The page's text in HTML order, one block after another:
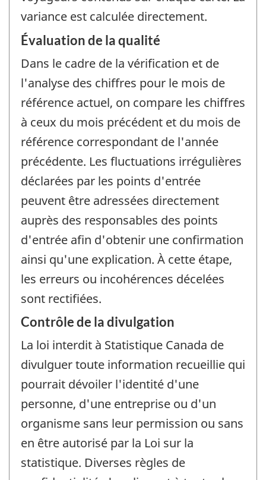
variance est calculée directement.
Évaluation de la qualité
Dans le cadre de la vérification et de
l'analyse des chiffres pour le mois de
référence actuel, on compare les chiffres
à ceux du mois précédent et du mois de
référence correspondant de l'année
précédente. Les fluctuations irrégulières
déclarées par les points d'entrée
peuvent être adressées directement
auprès des responsables des points
d'entrée afin d'obtenir une confirmation
ainsi qu'une explication. À cette étape,
les erreurs ou incohérences décelées
sont rectifiées.
Contrôle de la divulgation
La loi interdit à Statistique Canada de
divulguer toute information recueillie qui
pourrait dévoiler l'identité d'une
personne, d'une entreprise ou d'un
organisme sans leur permission ou sans
en être autorisé par la Loi sur la
statistique. Diverses règles de